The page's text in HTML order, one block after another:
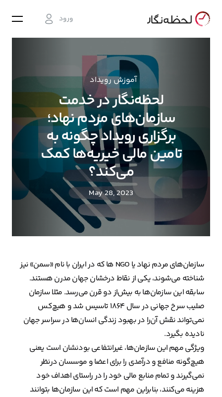
ورود
آموزش رویداد
لحظه‌نگار در خدمت
سازمان‌های مردم نهاد؛
برگزاری رویداد چگونه به
تامین مالی خیریه‌ها کمک
می‌کند؟
May 28, 2023
سازمان‌های مردم نهاد یا NGO ها که در ایران با نام «سمن» نیز
شناخته می‌شوند، یکی از نقاط درخشان جهان مدرن هستند.
سابقه این سازمان‌ها به بیش‌از دو قرن می‌رسد. مثلا سازمان
صلیب سرخ جهانی در سال ۱۸۶۴ تاسیس شد و هیچ‌کس
نمی‌تواند نقش آن‌را در بهبود زندگی انسان‌ها در سراسر جهان
نادیده بگیرد.
ویژگی مهم این سازمان‌ها، غیرانتفاعی بودنشان است یعنی
هیچ‌گونه منافع و درآمدی را برای اعضا و موسسان درنظر
نمی‌گیرند و تمام منابع مالی خود را در راستای اهداف خود
هزینه می‌کنند، بنابراین مهم است که این سازمان‌ها بتوانند